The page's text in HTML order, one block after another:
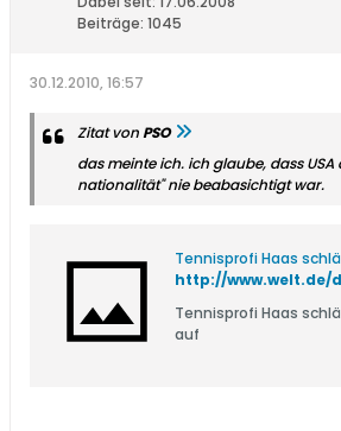
Beiträge: 1045
30.12.2010, 16:57
Zitat vonPSO
das meinte ich. ich glaube, dass USA
nationalität" nie beabasichtigt war.
Tennisprofi Haas
auf